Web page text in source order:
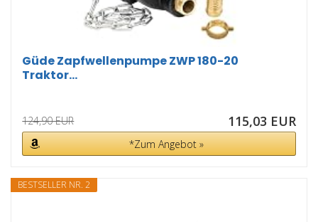
Güde Zapfwellenpumpe ZWP 180-20
Traktor...
124,90 EUR 115,03 EUR
*Zum Angebot »
BESTSELLER NR. 2